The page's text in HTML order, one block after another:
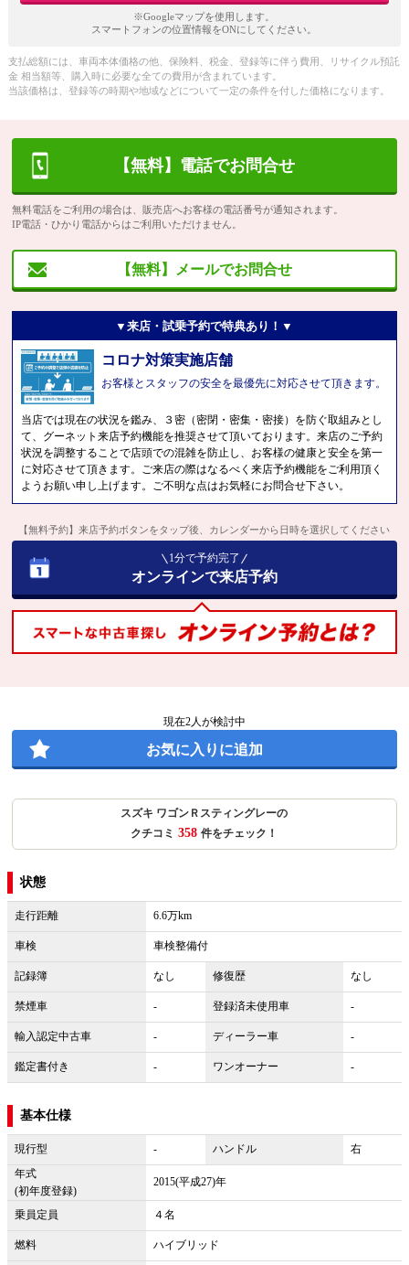
※Googleマップを使用します。
スマートフォンの位置情報をONにしてください。
支払総額には、車両本体価格の他、保険料、税金、登録等に伴う費用、リサイクル預託
金 相当額等、購入時に必要な全ての費用が含まれています。
当該価格は、登録等の時期や地域などについて一定の条件を付した価格になります。
【無料】電話でお問合せ
無料電話をご利用の場合は、販売店へお客様の電話番号が通知されます。
IP電話・ひかり電話からはご利用いただけません。
【無料】メールでお問合せ
▼来店・試乗予約で特典あり！▼
コロナ対策実施店舗
お客様とスタッフの安全を最優先に対応させて頂きます。
当店では現在の状況を鑑み、３密（密閉・密集・密接）を防ぐ取組みとし
て、グーネット来店予約機能を推奨させて頂いております。来店のご予約
状況を調整することで店頭での混雑を防止し、お客様の健康と安全を第一
に対応させて頂きます。ご来店の際はなるべく来店予約機能をご利用頂く
ようお願い申し上げます。ご不明な点はお気軽にお問合せ下さい。
【無料予約】来店予約ボタンをタップ後、カレンダーから日時を選択してください
1分で予約完了
オンラインで来店予約
現在2人が検討中
お気に入りに追加
スズキ ワゴンＲスティングレーの
クチコミ 358 件をチェック！
状態
走行距離 6.6万km
車検 車検整備付
記録簿 なし 修復歴 なし
禁煙車 - 登録済未使用車 -
輸入認定中古車 - ディーラー車 -
鑑定書付き - ワンオーナー -
基本仕様
現行型 - ハンドル
右
年式
(初年度登録)
2015(平成27)年
乗員定員 ４名
燃料 ハイブリッド